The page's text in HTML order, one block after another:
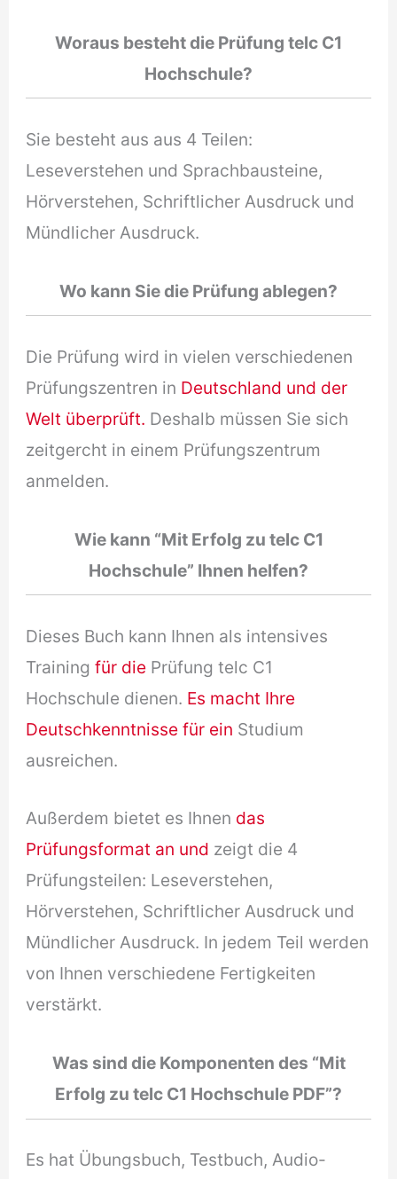
Woraus besteht die Prüfung telc C1
Hochschule?
Sie besteht aus aus 4 Teilen:
Leseverstehen und Sprachbausteine,
Hörverstehen, Schriftlicher Ausdruck und
Mündlicher Ausdruck.
Wo kann Sie die Prüfung ablegen?
Die Prüfung wird in vielen verschiedenen
Prüfungszentren in Deutschland und der
Welt überprüft. Deshalb müssen Sie sich
zeitgercht in einem Prüfungszentrum
anmelden.
Wie kann “Mit Erfolg zu telc C1
Hochschule” Ihnen helfen?
Dieses Buch kann Ihnen als intensives
Trainingfür die Prüfung telc C1
Hochschule dienen. Es macht Ihre
Deutschkenntnisse für ein Studium
ausreichen.
Außerdem bietet es Ihnen das
Prüfungsformat an und zeigt die 4
Prüfungsteilen: Leseverstehen,
Hörverstehen, Schriftlicher Ausdruck und
Mündlicher Ausdruck. In jedem Teil werden
von Ihnen verschiedene Fertigkeiten
verstärkt.
Was sind die Komponenten des “Mit
Erfolg zu telc C1 Hochschule PDF”?
Es hat Übungsbuch, Testbuch, Audio-